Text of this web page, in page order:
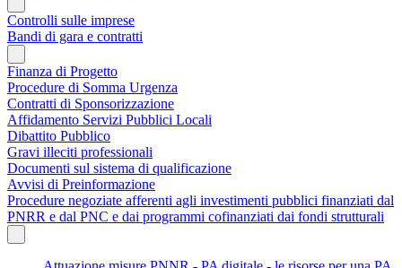
Controlli sulle imprese
Bandi di gara e contratti
Finanza di Progetto
Procedure di Somma Urgenza
Contratti di Sponsorizzazione
Affidamento Servizi Pubblici Locali
Dibattito Pubblico
Gravi illeciti professionali
Documenti sul sistema di qualificazione
Avvisi di Preinformazione
Procedure negoziate afferenti agli investimenti pubblici finanziati dal
PNRR e dal PNC e dai programmi cofinanziati dai fondi strutturali